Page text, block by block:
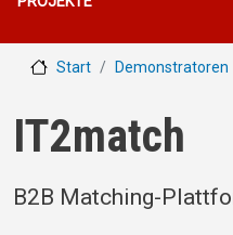
Start Demonstratoren
IT2match
B2B Matching-